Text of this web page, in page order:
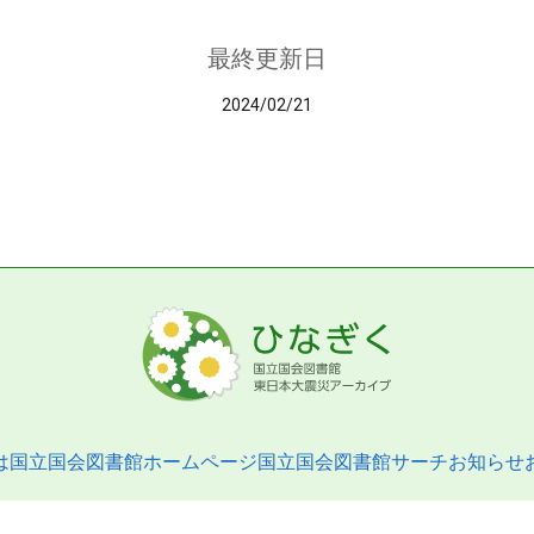
最終更新日
2024/02/21
国立国会図書館ホームページ国立国会図書館サーチお知らせ